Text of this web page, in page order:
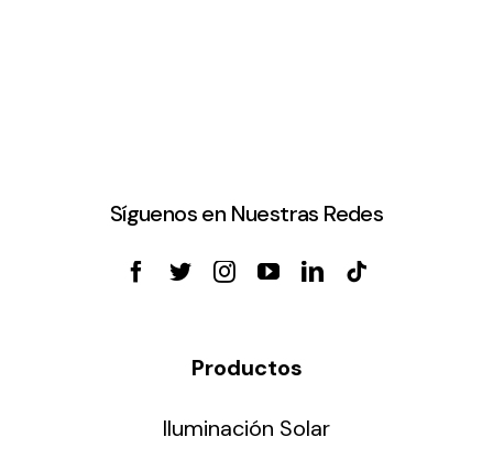
Síguenos en Nuestras Redes
Productos
Iluminación Solar